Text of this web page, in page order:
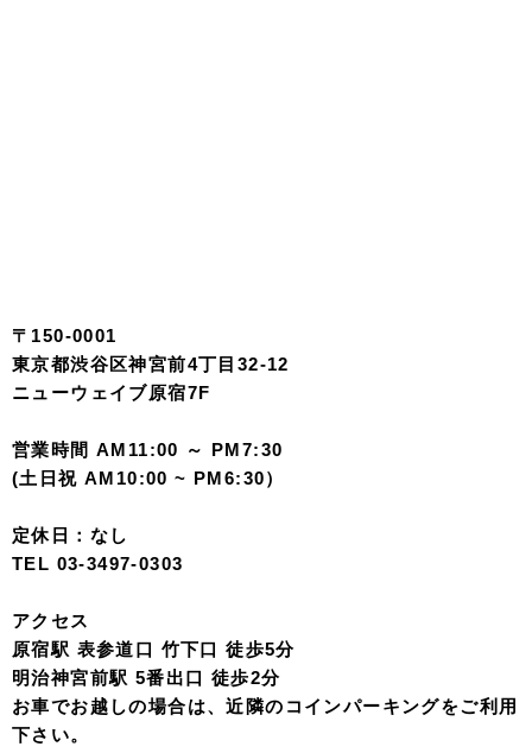
〒150-0001
東京都渋谷区神宮前4丁目32-12
ニューウェイブ原宿7F
営業時間 AM11:00 ～ PM7:30
(土日祝 AM10:00 ~ PM6:30）
定休日：なし
TEL 03-3497-0303
アクセス
原宿駅 表参道口 竹下口 徒歩5分
明治神宮前駅 5番出口 徒歩2分
お車でお越しの場合は、近隣のコインパーキングをご利用
下さい。